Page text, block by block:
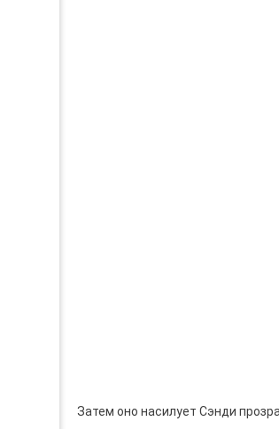
Затем оно насилует Сэнди